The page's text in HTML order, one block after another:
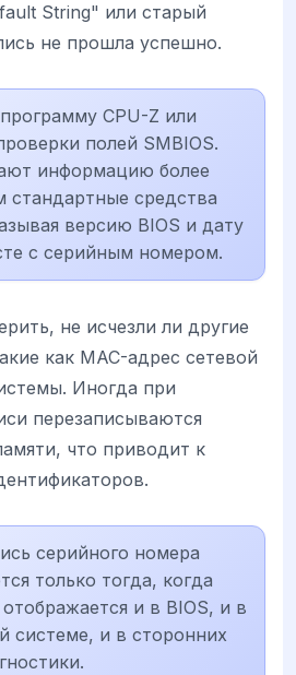
String" или старый
не прошла успешно.
CPU-Z или
полей SMBIOS.
информацию более
стандартные средства
версию BIOS и дату
с серийным номером.
не исчезли ли другие
как MAC-адрес сетевой
Иногда при
перезаписываются
что приводит к
серийного номера
только тогда, когда
и в BIOS, и в
системе, и в сторонних